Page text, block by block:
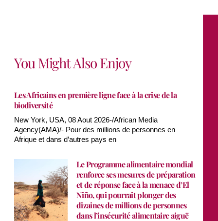
You Might Also Enjoy
Les Africains en première ligne face à la crise de la
biodiversité
New York, USA, 08 Aout 2026-/African Media
Agency(AMA)/- Pour des millions de personnes en
Afrique et dans d’autres pays en
Le Programme alimentaire mondial
renforce ses mesures de préparation
et de réponse face à la menace d’El
Niño, qui pourrait plonger des
dizaines de millions de personnes
dans l’insécurité alimentaire aiguë